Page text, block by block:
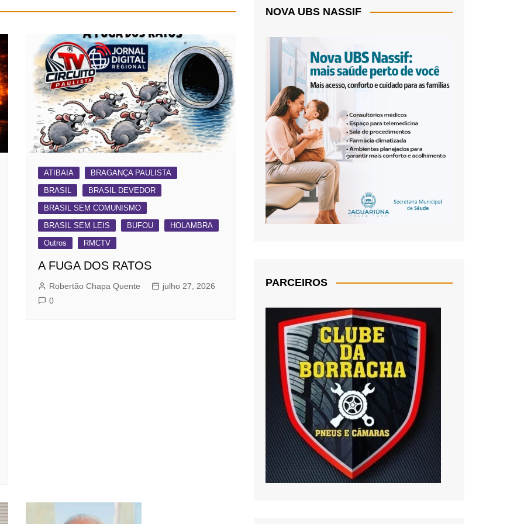
ATIBAIA
BRAGANÇA PAULISTA
BRASIL
BRASIL DEVEDOR
BRASIL SEM COMUNISMO
BRASIL SEM LEIS
BUFOU
HOLAMBRA
Outros
RMCTV
A FUGA DOS RATOS
Robertão Chapa Quente
julho 27, 2026
0
NOVA UBS NASSIF
PARCEIROS